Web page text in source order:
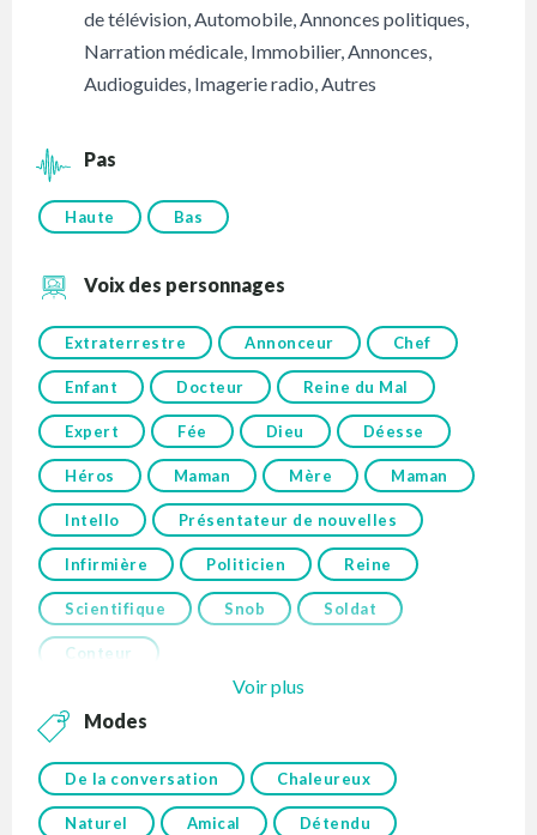
de télévision,Automobile,Annonces politiques,
Narration médicale, Immobilier,Annonces,
Audioguides, Imagerie radio,Autres
Pas
Haute Bas
Voix des personnages
Extraterrestre Annonceur Chef
Enfant Docteur Reine du Mal
Expert Fée Dieu Déesse
Héros Maman Mère Maman
Intello Présentateur de nouvelles
Infirmière Politicien Reine
Scientifique Snob Soldat
Conteur
Voir plus
Modes
De la conversation Chaleureux
Naturel Amical Détendu